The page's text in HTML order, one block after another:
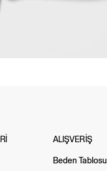
ALIŞVERİŞ
Beden Tablosu